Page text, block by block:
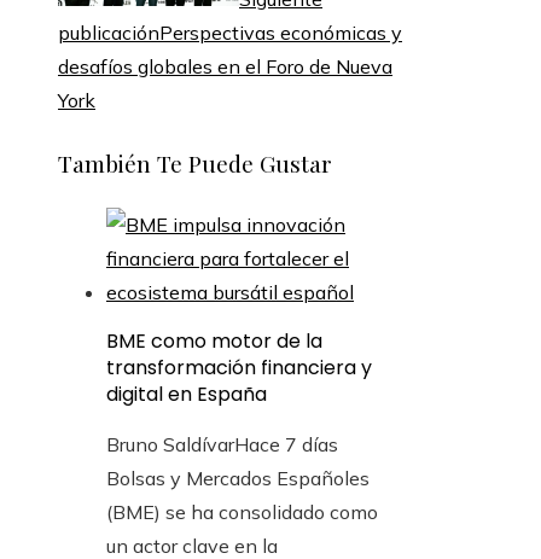
publicaciónPerspectivas económicas y
desafíos globales en el Foro de Nueva
York
También Te Puede Gustar
BME como motor de la
transformación financiera y
digital en España
Bruno SaldívarHace 7 días
Bolsas y Mercados Españoles
(BME) se ha consolidado como
un actor clave en la